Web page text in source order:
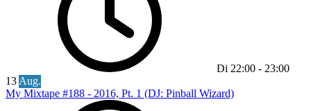
Di 22:00 - 23:00
13 Aug.
My Mixtape #188 - 2016, Pt. 1 (DJ: Pinball Wizard)